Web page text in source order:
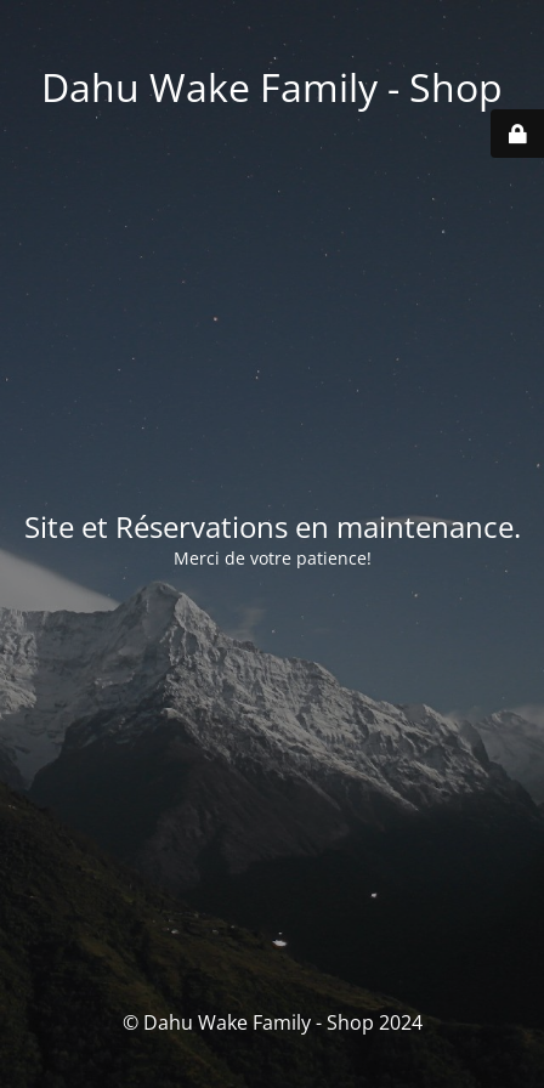
Dahu Wake Family - Shop
Site et Réservations en maintenance.
Merci de votre patience!
© Dahu Wake Family - Shop 2024